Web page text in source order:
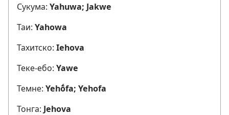
Сукума: Yahuwa; Jakwe
Таи: Yahowa
Тахитско: Iehova
Теке-ебо: Yawe
Темне: Yehṓfa; Yehofa
Тонга: Jehova